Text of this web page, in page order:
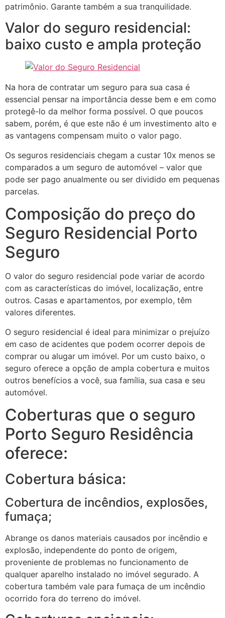
patrimônio. Garante também a sua tranquilidade.
Valor do seguro residencial:
baixo custo e ampla proteção
Na hora de contratar um seguro para sua casa é
essencial pensar na importância desse bem e em como
protegê-lo da melhor forma possível. O que poucos
sabem, porém, é que este não é um investimento alto e
as vantagens compensam muito o valor pago.
Os seguros residenciais chegam a custar 10x menos se
comparados a um seguro de automóvel – valor que
pode ser pago anualmente ou ser dividido em pequenas
parcelas.
Composição do preço do
Seguro Residencial Porto
Seguro
O valor do seguro residencial pode variar de acordo
com as características do imóvel, localização, entre
outros. Casas e apartamentos, por exemplo, têm
valores diferentes.
O seguro residencial é ideal para minimizar o prejuízo
em caso de acidentes que podem ocorrer depois de
comprar ou alugar um imóvel. Por um custo baixo, o
seguro oferece a opção de ampla cobertura e muitos
outros benefícios a você, sua família, sua casa e seu
automóvel.
Coberturas que o seguro
Porto Seguro Residência
oferece:
Cobertura básica:
Cobertura de incêndios, explosões,
fumaça;
Abrange os danos materiais causados por incêndio e
explosão, independente do ponto de origem,
proveniente de problemas no funcionamento de
qualquer aparelho instalado no imóvel segurado. A
cobertura também vale para fumaça de um incêndio
ocorrido fora do terreno do imóvel.